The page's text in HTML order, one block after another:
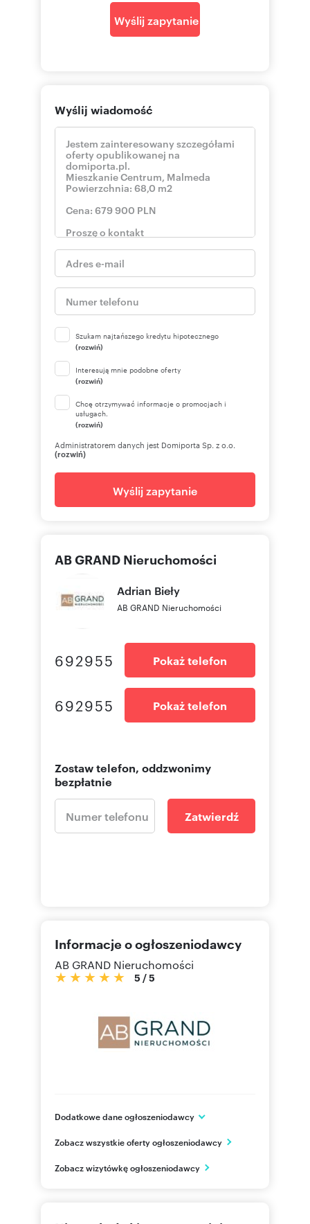
Wyślij zapytanie
Wyślij wiadomość
Szukam najtańszego kredytu hipotecznego
(rozwiń)
Interesują mnie podobne oferty
(rozwiń)
Chcę otrzymywać informacje o promocjach i
usługach.
(rozwiń)
Administratorem danych jest Domiporta Sp. z o.o.
(rozwiń)
Wyślij zapytanie
AB GRAND Nieruchomości
Adrian Bieły
AB GRAND Nieruchomości
692955 Pokaż telefon
692955 Pokaż telefon
Zostaw telefon, oddzwonimy
bezpłatnie
Zatwierdź
Informacje o ogłoszeniodawcy
AB GRAND Nieruchomości
5 /5
Dodatkowe dane ogłoszeniodawcy
Białystok
PL
Zobacz wszystkie oferty ogłoszeniodawcy
Zobacz wizytówkę ogłoszeniodawcy